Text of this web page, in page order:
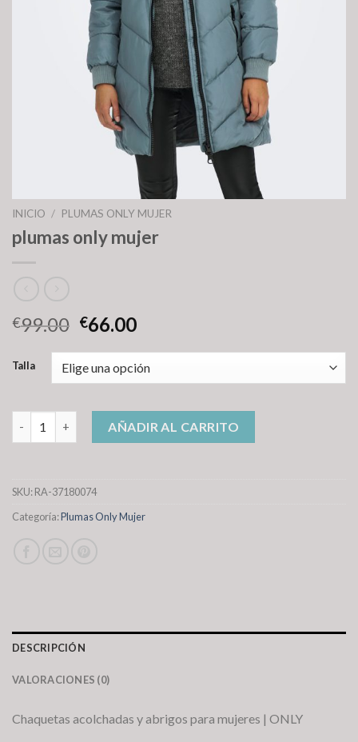
INICIO / PLUMAS ONLY MUJER
plumas only mujer
€99.00 €66.00
Talla
plumas only mujer cantidadAÑADIR AL CARRITO
SKU:RA-37180074
Categoría:Plumas Only Mujer
DESCRIPCIÓN
VALORACIONES (0)
Chaquetas acolchadas y abrigos para mujeres | ONLY